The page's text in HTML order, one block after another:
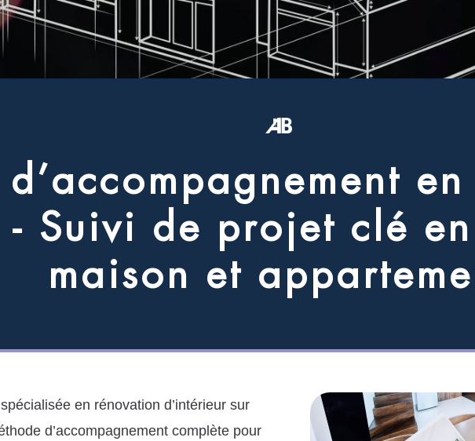
d’accompagnement en
- Suivi de projet clé en
maison et apparteme
en rénovation d’intérieur sur
d’accompagnement complète pour